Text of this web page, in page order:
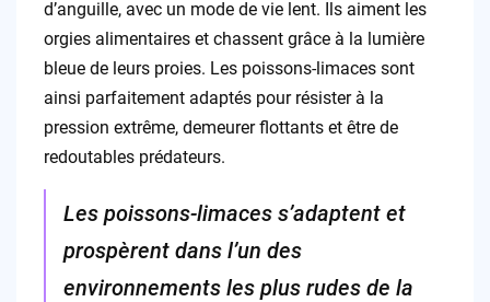
d’anguille, avec un mode de vie lent. Ils aiment les
orgies alimentaires et chassent grâce à la lumière
bleue de leurs proies. Les poissons-limaces sont
ainsi parfaitement adaptés pour résister à la
pression extrême, demeurer flottants et être de
redoutables prédateurs.
Les poissons-limaces s’adaptent et
prospèrent dans l’un des
environnements les plus rudes de la